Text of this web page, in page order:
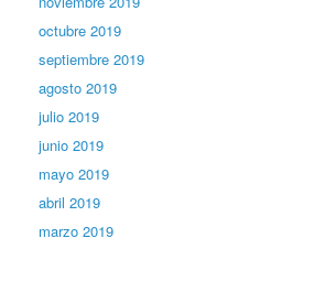
octubre 2019
septiembre 2019
agosto 2019
julio 2019
junio 2019
mayo 2019
abril 2019
marzo 2019